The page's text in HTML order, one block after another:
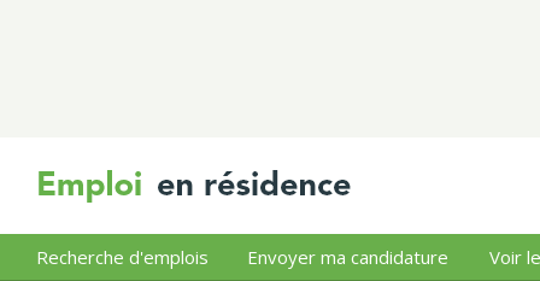
Recherche d'emplois Envoyer ma candidature Voir